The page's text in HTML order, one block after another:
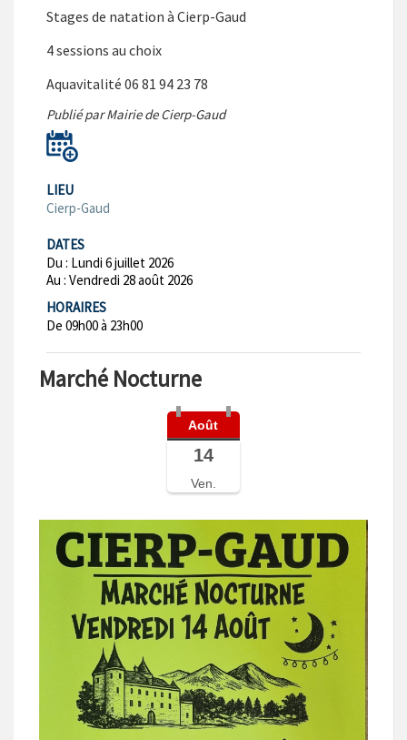
Stages de natation à Cierp-Gaud
4 sessions au choix
Aquavitalité 06 81 94 23 78
Publié par Mairie de Cierp-Gaud
LIEU
Cierp-Gaud
DATES
Du : Lundi 6 juillet 2026
Au : Vendredi 28 août 2026
HORAIRES
De 09h00 à 23h00
Marché Nocturne
Août
14
Ven.